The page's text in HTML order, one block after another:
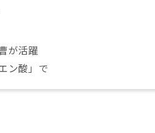
が活躍
ン酸」で